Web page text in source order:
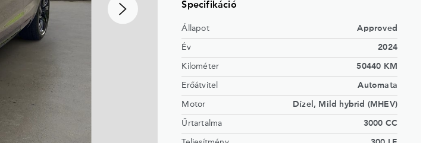
Specifikáció
Állapot Approved
Év 2024
Kilométer 50440 KM
Erőátvitel Automata
Motor Dízel, Mild hybrid (MHEV)
Űrtartalma 3000 CC